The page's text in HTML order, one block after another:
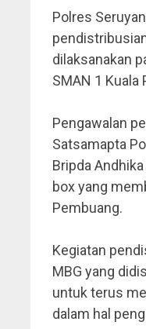
Polres
dilaksanakan
SMAN 1 Kuala
Pengawalan
Satsamapta
Bripda
box yang
Pembuang.
Kegiatan
MBG yang
untuk terus
dalam hal